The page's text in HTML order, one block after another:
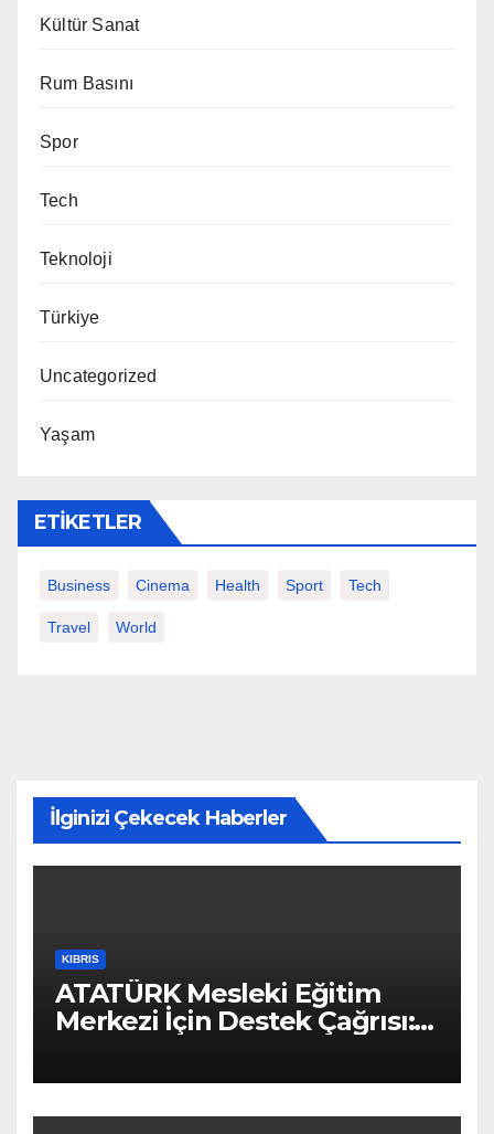
Kültür Sanat
Rum Basını
Spor
Tech
Teknoloji
Türkiye
Uncategorized
Yaşam
ETIKETLER
Business Cinema Health Sport Tech
Travel World
İlginizi Çekecek Haberler
KIBRIS
ATATÜRK Mesleki Eğitim
Merkezi İçin Destek Çağrısı:
Birlikte Tamamlayalım”